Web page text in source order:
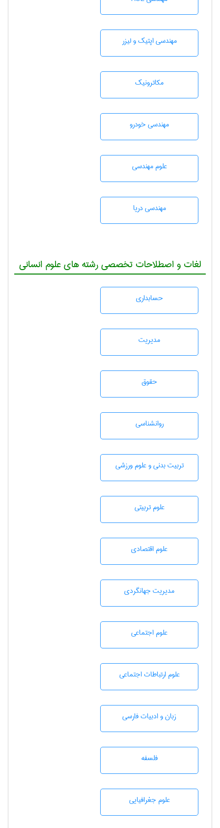
مهندسی اپتیک و لیزر
مکاترونیک
مهندسی خودرو
علوم مهندسی
مهندسی دریا
لغات و اصطلاحات تخصصی رشته های علوم انسانی
حسابداری
مديريت
حقوق
روانشناسی
تربيت بدنی و علوم ورزشی
علوم تربيتی
علوم اقتصادی
مديريت جهانگردی
علوم اجتماعی
علوم ارتباطات اجتماعی
زبان و ادبيات فارسی
فلسفه
علوم جغرافيايی